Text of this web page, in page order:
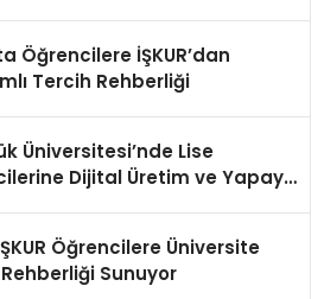
Öğrencilere İŞKUR’dan
Tercih Rehberliği
Üniversitesi’nde Lise
Dijital Üretim ve Yapay
Öğrencilere Üniversite
Sunuyor